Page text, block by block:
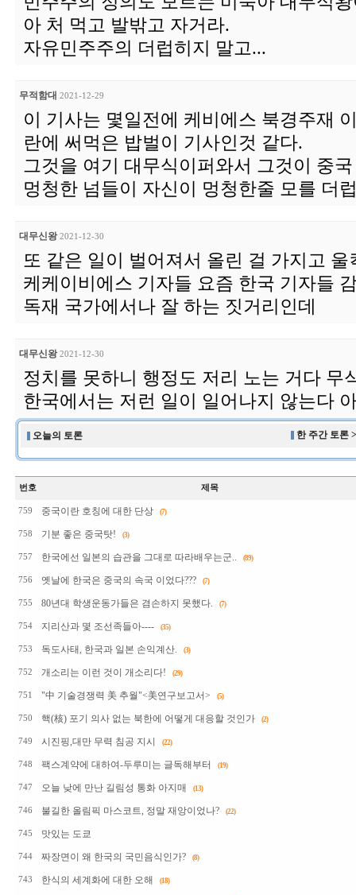
아 처 먹고 발밖고 자거라.
자유민주주의 더럽히지 말고...
무적함대 2021-12-29
이 기사는 몇일전에 케비에스 북경주재
란에 써먹은 밥벌이 기사인것 같다.
그것을 여기 대무식이퍼와서 그것이 중
멍청한 넘들이 자신이 멍청한줄 모를 더
대무신왕 2021-12-30
또 같은 일이 벌어져서 올린 걸 가지고 울
케케이비에스 기자들 요즘 한국 기자들
독재 국가에서나 잘 하는 짓거리인데
대무신왕 2021-12-30
정치를 못하니 행정도 저리 노는 거다 무
한국에서는 저런 일이 일어나지 않는다
오늘의 토론 한 주간 토론
번호 제목
759 중국이란 호칭에 대한 단상 (7)
758 기분 좋은 중국탓! (3)
757 한국에선 일본의 습관을 그대로 따라배우는군.. (89)
756 옛날에 한국은 중국의 속국 이었다??? (7)
755 80년대 학생운동가들은 겸손하지 못했다. (7)
754 지리산과 몇 조선족들아---- (35)
753 독도사태, 한국과 일본 손익계산. (3)
752 개소리는 이런 것이 개소리다! (29)
751 "中 기술경쟁력 美 추월"<美연구보고서> (5)
750 핵(核) 포기 의사 없는 북한에 어떻게 대응할 것인가 (2)
749 시진핑,대만 무력 침공 지시 (22)
748 팩스계약에 대하여-두루미는 글독해부터 (19)
747 오늘 낮에 만난 길림성 통화 아지매 (13)
746 불길한 올림픽 마스코트, 정말 재앙이었나? (22)
745 맛있는 도쿄
744 짜장면이 왜 한국의 국민음식인가? (8)
743 한식의 세계화에 대한 오해 (18)